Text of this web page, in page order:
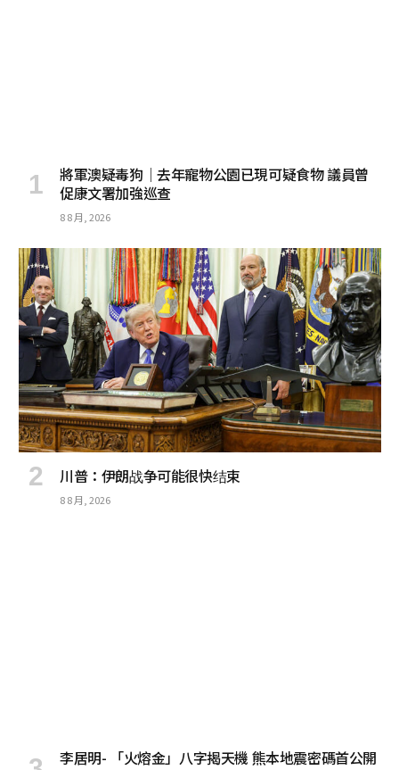
將軍澳疑毒狗│去年寵物公園已現可疑食物 議員曾
促康文署加強巡查
8 8 月, 2026
川普：伊朗战争可能很快结束
8 8 月, 2026
李居明- 「火熔金」八字揭天機 熊本地震密碼首公開